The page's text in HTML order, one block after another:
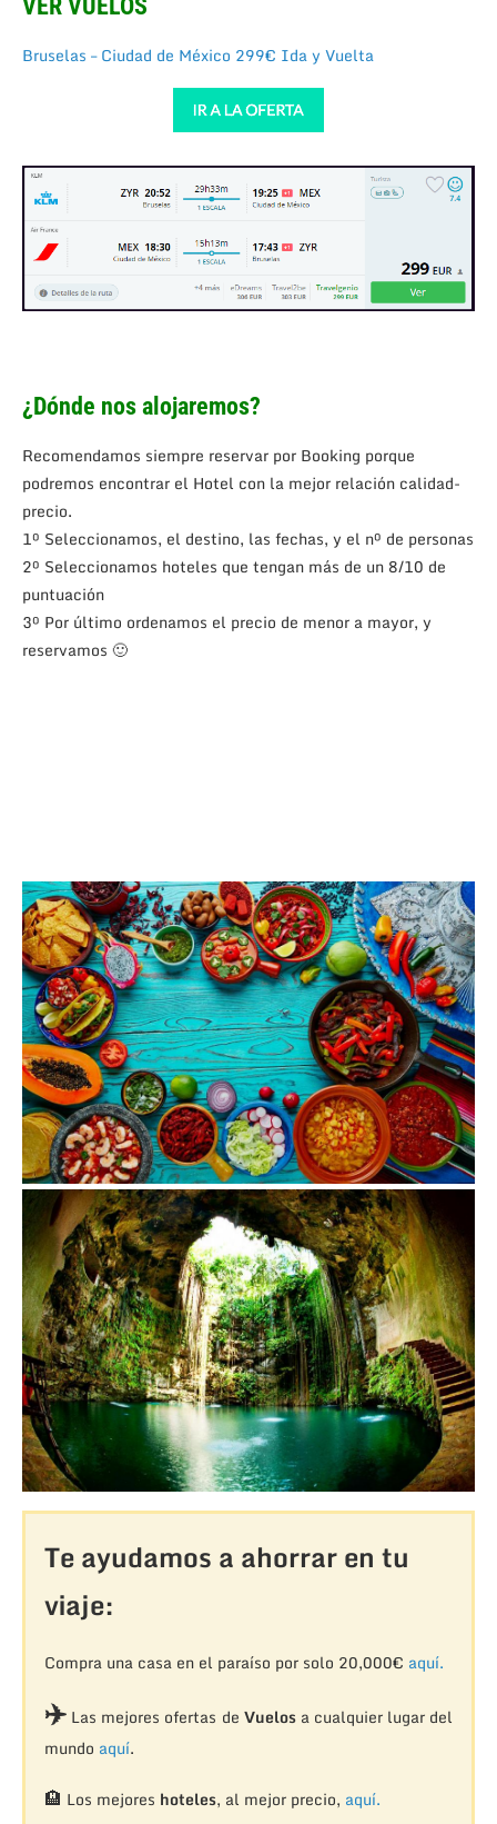
VER VUELOS
Bruselas – Ciudad de México 299€ Ida y Vuelta
¿Dónde nos alojaremos?
Recomendamos siempre reservar por Booking porque
podremos encontrar el Hotel con la mejor relación calidad-
precio.
1º Seleccionamos, el destino, las fechas, y el nº de personas
2º Seleccionamos hoteles que tengan más de un 8/10 de
puntuación
3º Por último ordenamos el precio de menor a mayor, y
reservamos 🙂
Te ayudamos a ahorrar en tu
viaje:
Compra una casa en el paraíso por solo 20,000€ aquí.
✈️Las mejores ofertas de Vuelosa cualquier lugar del
mundo aquí.
🏨 Los mejores hoteles, al mejor precio, aquí.